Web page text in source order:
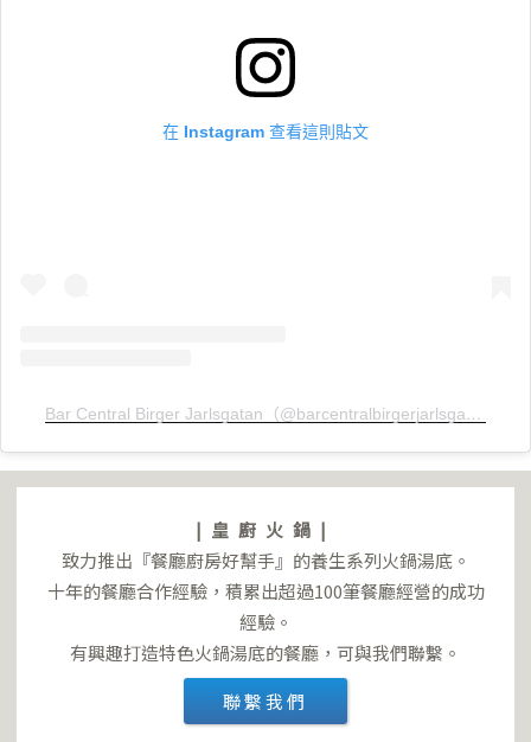
在 Instagram 查看這則貼文
Bar Central Birger Jarlsgatan（@barcentralbirgerjarlsgatan）分享的貼文
|皇廚火鍋|
致力推出『餐廳廚房好幫手』的養生系列火鍋湯底。
十年的餐廳合作經驗，積累出超過100筆餐廳經營的成功
經驗。
有興趣打造特色火鍋湯底的餐廳，可與我們聯繫。
聯繫我們